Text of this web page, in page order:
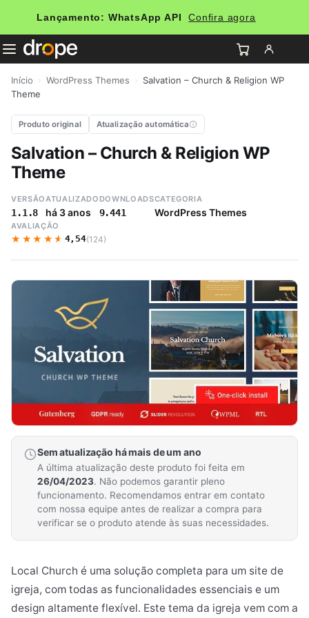
Lançamento: WhatsApp API Confira agora
Início WordPress Themes
Salvation – Church & Religion WP
Theme
Produto original Atualização automática
Salvation – Church & Religion WP
Theme
VERSÃO
1.1.8
ATUALIZADO
há 3 anos
DOWNLOADS
9.441
CATEGORIA
WordPress Themes
AVALIAÇÃO
★★★★★
★★★★★ 4,54(124)
Sem atualização há mais de um ano
A última atualização deste produto foi feita em
26/04/2023. Não podemos garantir pleno
funcionamento. Recomendamos entrar em contato
com nossa equipe antes de realizar a compra para
verificar se o produto atende às suas necessidades.
Local Church é uma solução completa para um site de
igreja, com todas as funcionalidades essenciais e um
design altamente flexível. Este tema da igreja vem com a